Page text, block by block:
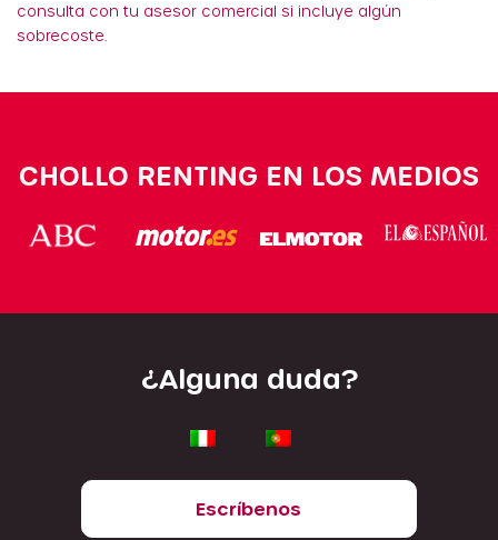
consulta con tu asesor comercial si incluye algún
sobrecoste.
CHOLLO RENTING EN LOS MEDIOS
¿Alguna duda?
Escríbenos